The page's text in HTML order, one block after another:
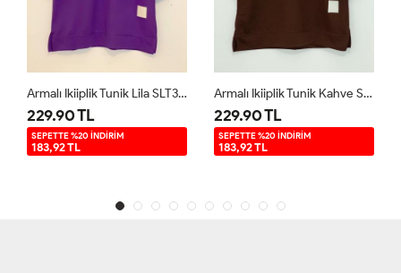
Armalı Ikiiplik Tunik Lila SLT30194
229.90 TL
SEPETTE %20 İNDİRİM
183,92 TL
Armalı Ikiiplik Tunik Kahve SLT30194
229.90 TL
SEPETTE %20 İNDİRİM
183,92 TL